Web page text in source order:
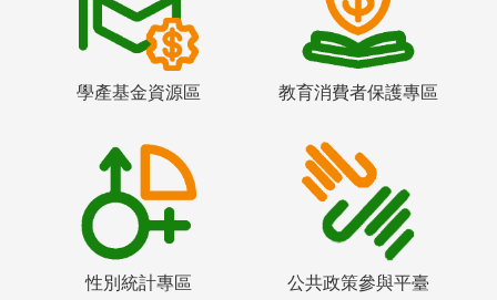
學產基金資源區 教育消費者保護專區
性別統計專區 公共政策參與平臺